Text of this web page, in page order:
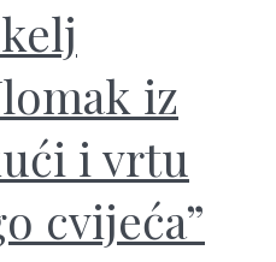
iz
i vrtu
cvijeća”